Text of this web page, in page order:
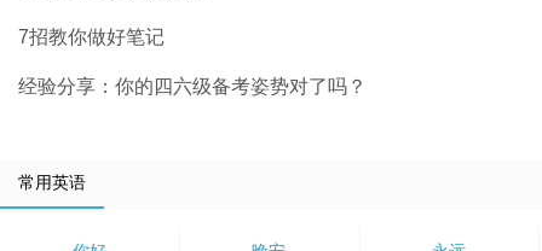
7招教你做好笔记
经验分享：你的四六级备考姿势对了吗？
常用英语